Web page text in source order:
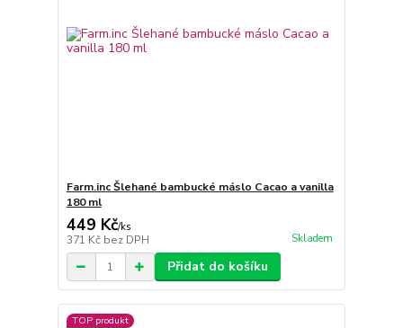
Farm.inc Šlehané bambucké máslo Cacao a vanilla
180 ml
449 Kč/ks
371 Kč bez DPH Skladem
Přidat do košíku
TOP produkt